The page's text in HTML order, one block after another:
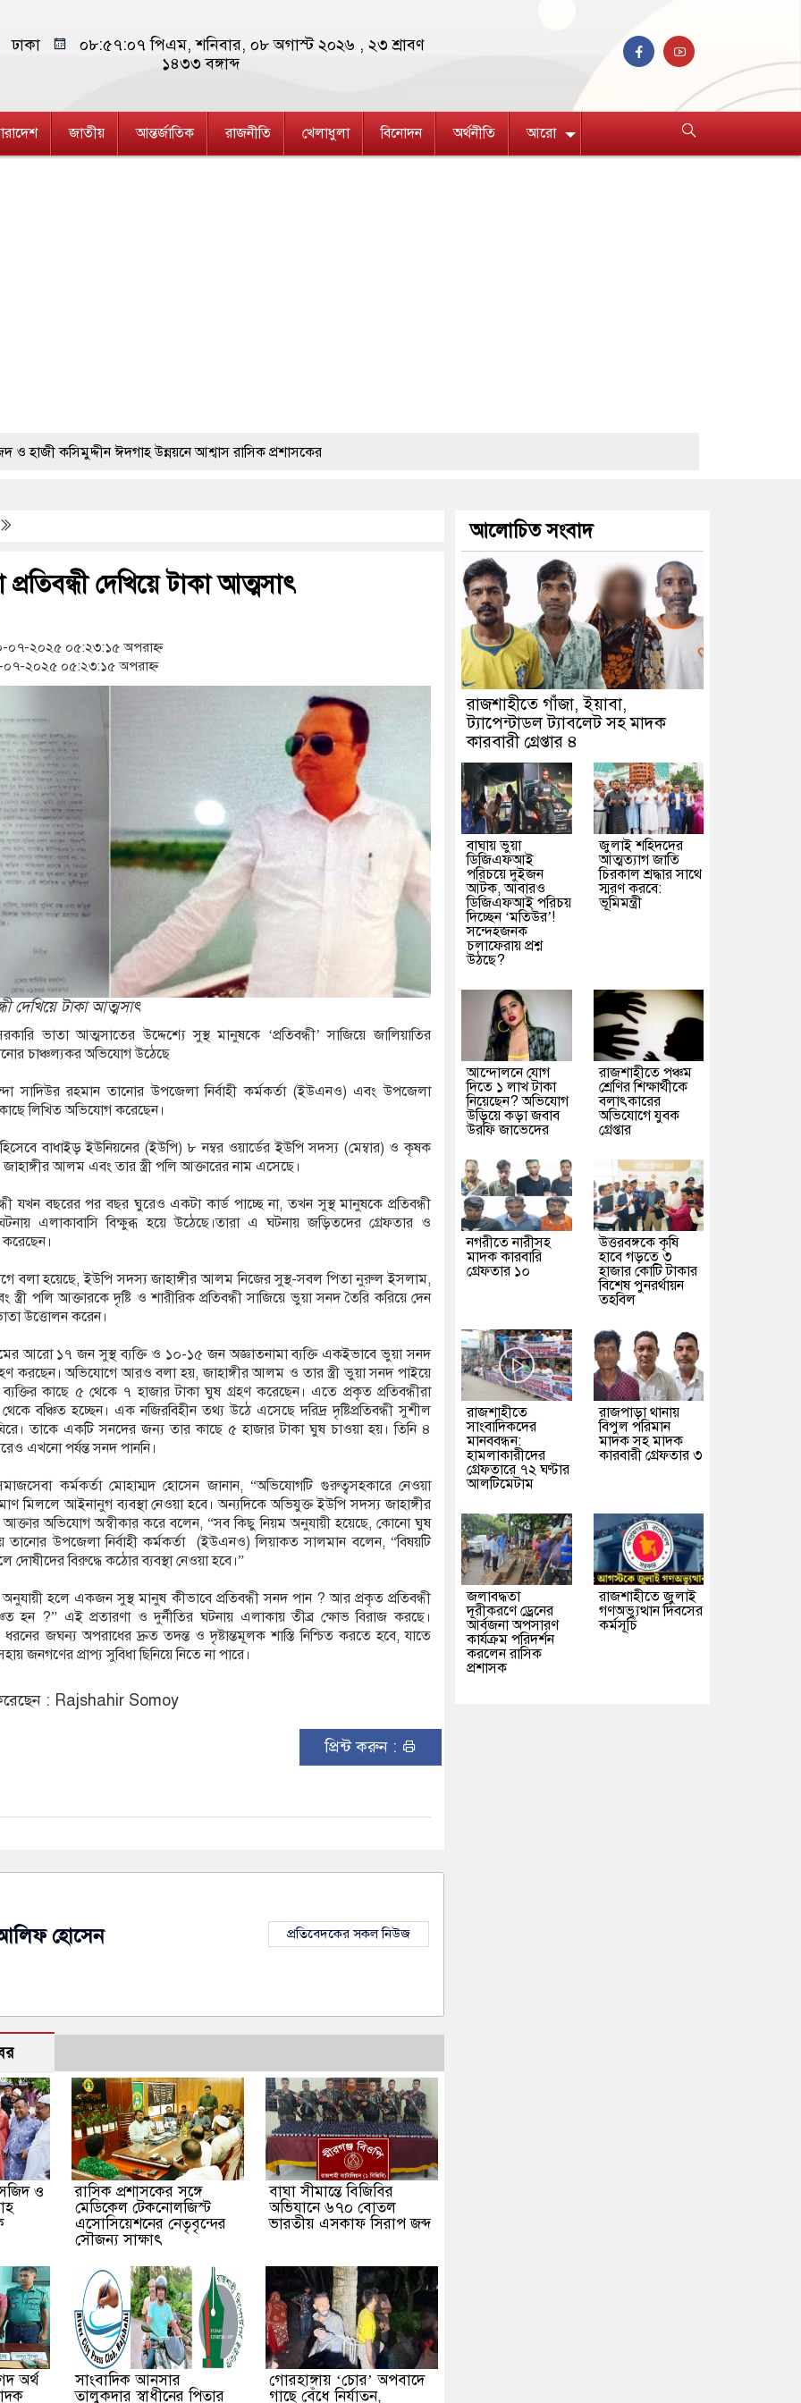
ঢাকা ০৮:৫৭:০৮ পিএম, শনিবার, ০৮ অগাস্ট ২০২৬ , ২৩ শ্রাবণ
১৪৩৩ বঙ্গাব্দ
জাতীয় আন্তর্জাতিক রাজনীতি খেলাধুলা বিনোদন অর্থনীতি আরো
ঈদগাহ উন্নয়নে আশ্বাস রাসিক প্রশাসকের
পিতার মৃত্যুতে গভীর শোক ও সমবেদনা
সহ মাদক কারবারী গ্রেপ্তার ৪
হামের উপসর্গ নিয়ে আরও ৩ শিশুর মৃত্যু
উদ্বোধন
প্রশ্ন উঠছে?
নারী মাদক কারবারি গ্রেপ্তার
দেখিয়ে টাকা আত্মসাৎ
২০২৫ ০৫:২৩:১৫ অপরাহ্ন
২০২৫ ০৫:২৩:১৫ অপরাহ্ন
দেখিয়ে টাকা আত্মসাৎ
ভাতা আত্মসাতের উদ্দেশ্যে সুস্থ মানুষকে ‘প্রতিবন্ধী’ সাজিয়ে জালিয়াতির
চাঞ্চল্যকর অভিযোগ উঠেছে
সাদিউর রহমান তানোর উপজেলা নির্বাহী কর্মকর্তা (ইউএনও) এবং উপজেলা
লিখিত অভিযোগ করেছেন।
বাধাইড় ইউনিয়নের (ইউপি) ৮ নম্বর ওয়ার্ডের ইউপি সদস্য (মেম্বার) ও কৃষক
আলম এবং তার স্ত্রী পলি আক্তারের নাম এসেছে।
যখন বছরের পর বছর ঘুরেও একটা কার্ড পাচ্ছে না, তখন সুস্থ মানুষকে প্রতিবন্ধী
এলাকাবাসি বিক্ষুব্ধ হয়ে উঠেছে।তারা এ ঘটনায় জড়িতদের গ্রেফতার ও
করেছেন।
বলা হয়েছে, ইউপি সদস্য জাহাঙ্গীর আলম নিজের সুস্থ-সবল পিতা নুরুল ইসলাম,
স্ত্রী পলি আক্তারকে দৃষ্টি ও শারীরিক প্রতিবন্ধী সাজিয়ে ভুয়া সনদ তৈরি করিয়ে দেন
উত্তোলন করেন।
আরো ১৭ জন সুস্থ ব্যক্তি ও ১০-১৫ জন অজ্ঞাতনামা ব্যক্তি একইভাবে ভুয়া সনদ
করছেন। অভিযোগে আরও বলা হয়, জাহাঙ্গীর আলম ও তার স্ত্রী ভুয়া সনদ পাইয়ে
কাছে ৫ থেকে ৭ হাজার টাকা ঘুষ গ্রহণ করেছেন। এতে প্রকৃত প্রতিবন্ধীরা
বঞ্চিত হচ্ছেন। এক নজিরবিহীন তথ্য উঠে এসেছে দরিদ্র দৃষ্টিপ্রতিবন্ধী সুশীল
তাকে একটি সনদের জন্য তার কাছে ৫ হাজার টাকা ঘুষ চাওয়া হয়। তিনি ৪
এখনো পর্যন্ত সনদ পাননি।
কর্মকর্তা মোহাম্মদ হোসেন জানান, “অভিযোগটি গুরুত্বসহকারে নেওয়া
মিললে আইনানুগ ব্যবস্থা নেওয়া হবে। অন্যদিকে অভিযুক্ত ইউপি সদস্য জাহাঙ্গীর
অভিযোগ অস্বীকার করে বলেন, “সব কিছু নিয়ম অনুযায়ী হয়েছে, কোনো ঘুষ
তানোর উপজেলা নির্বাহী কর্মকর্তা (ইউএনও) লিয়াকত সালমান বলেন, “বিষয়টি
দোষীদের বিরুদ্ধে কঠোর ব্যবস্থা নেওয়া হবে।”
অনুযায়ী হলে একজন সুস্থ মানুষ কীভাবে প্রতিবন্ধী সনদ পান ? আর প্রকৃত প্রতিবন্ধী
হন ?” এই প্রতারণা ও দুর্নীতির ঘটনায় এলাকায় তীব্র ক্ষোভ বিরাজ করছে।
জঘন্য অপরাধের দ্রুত তদন্ত ও দৃষ্টান্তমূলক শাস্তি নিশ্চিত করতে হবে, যাতে
জনগণের প্রাপ্য সুবিধা ছিনিয়ে নিতে না পারে।
: Rajshahir Somoy
প্রিন্ট করুন :
হোসেন প্রতিবেদকের সকল নিউজ
ও
​রাসিক প্রশাসকের সঙ্গে
মেডিকেল টেকনোলজিস্ট
এসোসিয়েশনের নেতৃবৃন্দের
সৌজন্য সাক্ষাৎ
বাঘা সীমান্তে বিজিবির
অভিযানে ৬৭০ বোতল
ভারতীয় এসকাফ সিরাপ জব্দ
অর্থ
সাংবাদিক আনসার
তালুকদার স্বাধীনের পিতার
গোরহাঙ্গায় ‘চোর’ অপবাদে
গাছে বেঁধে নির্যাতন,
আলোচিত সংবাদ
রাজশাহীতে গাঁজা, ইয়াবা,
ট্যাপেন্টাডল ট্যাবলেট সহ মাদক
কারবারী গ্রেপ্তার ৪
বাঘায় ভুয়া
ডিজিএফআই
পরিচয়ে দুইজন
আটক, আবারও
ডিজিএফআই পরিচয়
দিচ্ছেন ‘মতিউর’!
সন্দেহজনক
চলাফেরায় প্রশ্ন
উঠছে?
জুলাই শহিদদের
আত্মত্যাগ জাতি
চিরকাল শ্রদ্ধার সাথে
স্মরণ করবে:
ভূমিমন্ত্রী
আন্দোলনে যোগ
দিতে ১ লাখ টাকা
নিয়েছেন? অভিযোগ
উড়িয়ে কড়া জবাব
উরফি জাভেদের
রাজশাহীতে পঞ্চম
শ্রেণির শিক্ষার্থীকে
বলাৎকারের
অভিযোগে যুবক
গ্রেপ্তার
নগরীতে নারীসহ
মাদক কারবারি
গ্রেফতার ১০
উত্তরবঙ্গকে কৃষি
হাবে গড়তে ৩
হাজার কোটি টাকার
বিশেষ পুনরর্থায়ন
তহবিল
রাজশাহীতে
সাংবাদিকদের
মানববন্ধন:
হামলাকারীদের
গ্রেফতারে ৭২ ঘণ্টার
আলটিমেটাম
রাজপাড়া থানায়
বিপুল পরিমান
মাদক সহ মাদক
কারবারী গ্রেফতার ৩
জলাবদ্ধতা
দূরীকরণে ড্রেনের
আর্বজনা অপসারণ
কার্যক্রম পরিদর্শন
করলেন রাসিক
প্রশাসক
রাজশাহীতে জুলাই
গণঅভ্যুত্থান দিবসের
কর্মসূচি